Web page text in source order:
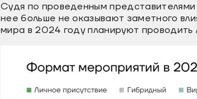
Судя по проведенным
нее больше не оказывают заметного
мира в 2024 году планируют проводить